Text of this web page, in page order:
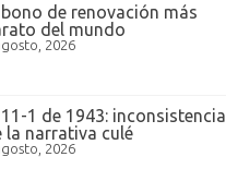
bono de renovación más
del mundo
2026
11-1 de 1943: inconsistencia
la narrativa culé
2026